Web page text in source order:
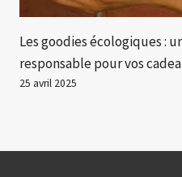
Les goodies écologiques :
responsable pour vos
25 avril 2025